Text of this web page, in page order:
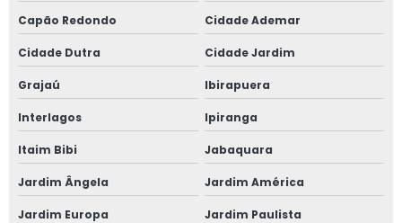
Janela de correr para quarto
Janela fixa vidro duplo
Janela de giro
Janela maxim ar 80x80
Janela oscilo batente preço
Janela com persiana entre vidros
Capão Redondo Cidade Ademar
Cidade Dutra Cidade Jardim
Grajaú Ibirapuera
Interlagos Ipiranga
Itaim Bibi Jabaquara
Jardim Ângela Jardim América
Jardim Europa Jardim Paulista